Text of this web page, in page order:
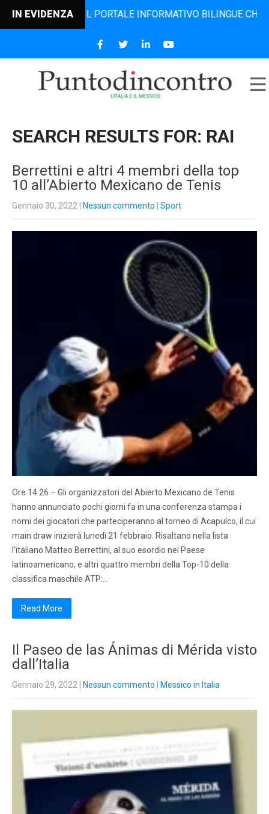
IN EVIDENZA
IL PORTALE INFORMATIVO BILINGUE CHE DAL 2006
SEARCH RESULTS FOR: RAI
Berrettini e altri 4 membri della top
10 all’Abierto Mexicano de Tenis
Gennaio 30, 2022 Nessun commento Sport
Ore 14.26 – Gli organizzatori del Abierto Mexicano de Tenis
hanno annunciato pochi giorni fa in una conferenza stampa i
nomi dei giocatori che parteciperanno al torneo di Acapulco, il cui
main draw inizierà lunedì 21 febbraio. Risaltano nella lista
l’italiano Matteo Berrettini, al suo esordio nel Paese
latinoamericano, e altri quattro membri della Top-10 della
classifica maschile ATP:…
Read More
Il Paseo de las Ánimas di Mérida visto
dall’Italia
Gennaio 29, 2022 Nessun commento Messico in Italia